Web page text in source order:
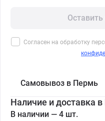
Согласен на обработку
Самовывоз в Пермь
Наличие и доставка
В наличии — 4 шт.